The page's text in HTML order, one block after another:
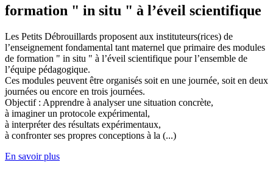
formation " in situ " à l’éveil scientifique
Les Petits Débrouillards proposent aux instituteurs(rices) de
l’enseignement fondamental tant maternel que primaire des modules
de formation " in situ " à l’éveil scientifique pour l’ensemble de
l’équipe pédagogique.
Ces modules peuvent être organisés soit en une journée, soit en deux
journées ou encore en trois journées.
Objectif : Apprendre à analyser une situation concrète,
à imaginer un protocole expérimental,
à interpréter des résultats expérimentaux,
à confronter ses propres conceptions à la (...)
En savoir plus